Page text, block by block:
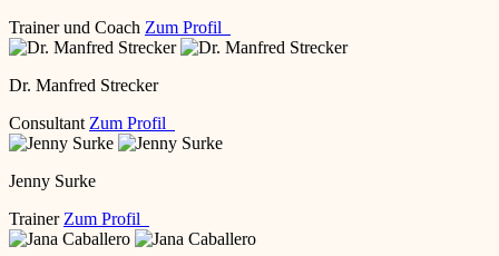
Trainer und Coach Zum Profil
Dr. Manfred Strecker
Consultant Zum Profil
Jenny Surke
Trainer Zum Profil